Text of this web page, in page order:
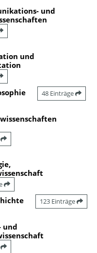
und
und
48 Einträge
123 Einträge
und